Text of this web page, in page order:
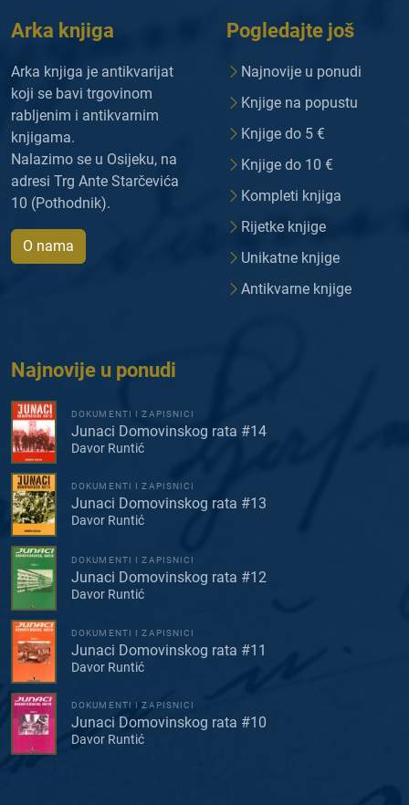
Arka knjiga
Arka knjiga je antikvarijat
koji se bavi trgovinom
rabljenim i antikvarnim
knjigama.
Nalazimo se u Osijeku, na
adresi Trg Ante Starčevića
10 (Pothodnik).
O nama
Pogledajte još
Najnovije u ponudi
Knjige na popustu
Knjige do 5 €
Knjige do 10 €
Kompleti knjiga
Rijetke knjige
Unikatne knjige
Antikvarne knjige
Najnovije u ponudi
DOKUMENTI I ZAPISNICI
Junaci Domovinskog rata #14
Davor Runtić
DOKUMENTI I ZAPISNICI
Junaci Domovinskog rata #13
Davor Runtić
DOKUMENTI I ZAPISNICI
Junaci Domovinskog rata #12
Davor Runtić
DOKUMENTI I ZAPISNICI
Junaci Domovinskog rata #11
Davor Runtić
DOKUMENTI I ZAPISNICI
Junaci Domovinskog rata #10
Davor Runtić